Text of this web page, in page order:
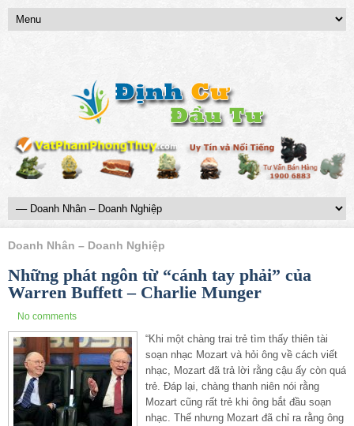
Doanh Nhân – Doanh Nghiệp
Những phát ngôn từ “cánh tay phải” của
Warren Buffett – Charlie Munger
No comments
“Khi một chàng trai trẻ tìm thấy thiên tài
soạn nhạc Mozart và hỏi ông về cách viết
nhạc, Mozart đã trả lời rằng cậu ấy còn quá
trẻ. Đáp lại, chàng thanh niên nói rằng
Mozart cũng rất trẻ khi ông bắt đầu soạn
nhạc. Thế nhưng Mozart đã chỉ ra rằng ông